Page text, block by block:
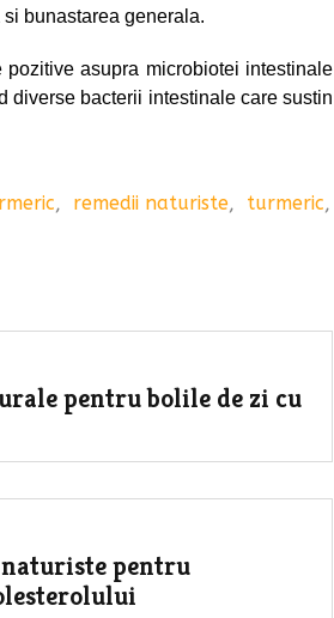
bunastarea generala.
asupra microbiotei intestinale
diverse bacterii intestinale care sustin
, remedii naturiste, turmeric,
pentru bolile de zi cu
pentru